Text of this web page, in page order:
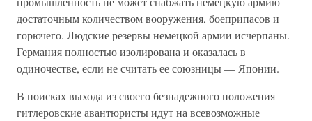
достаточным количеством вооружения, боеприпасов и
горючего. Людские резервы немецкой армии исчерпаны.
Германия полностью изолирована и оказалась в
одиночестве, если не считать ее союзницы — Японии.
В поисках выхода из своего безнадежного положения
гитлеровские авантюристы идут на всевозможные